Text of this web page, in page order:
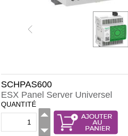
SCHPAS600
ESX Panel Server Universel
QUANTITÉ